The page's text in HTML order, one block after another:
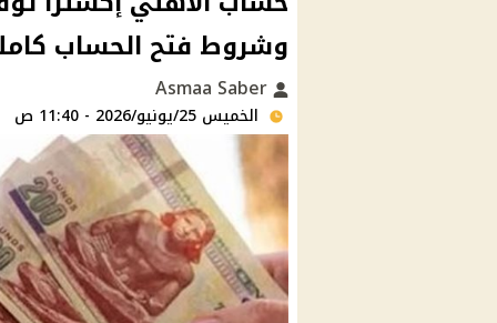
وشروط فتح الحساب
الخميس 25/يونيو/2026 - 11:40 ص